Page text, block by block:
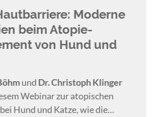
Moderne
beim Atopie-
von Hund und
undDr. Christoph Klinger
Webinar zur atopischen
Hund und Katze, wie die